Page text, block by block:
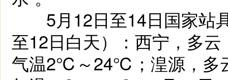
5月12日至14日国家站
至12日白天）：西宁，多
气温2℃～24℃；湟源，多